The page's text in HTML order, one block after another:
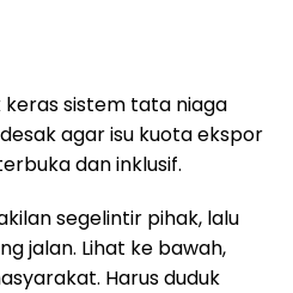
sistem tata niaga
agar isu kuota ekspor
dan inklusif.
segelintir pihak, lalu
jalan. Lihat ke bawah,
Harus duduk